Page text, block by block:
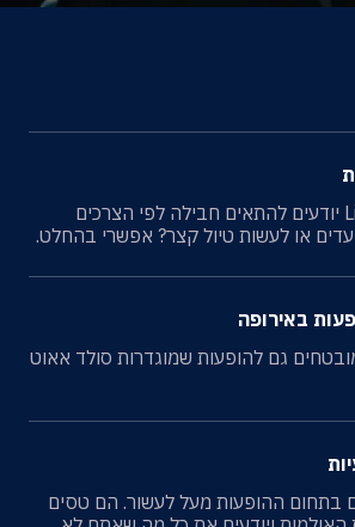
אנחנו ב-Live Events יודעים להתאים חבילה לפי הצרכים
או לעשות טיול קצר? אפשרי בהחלט.
באירופה
גם להופעות שמוגדרות סולד אאוט
בתחום ההופעות מעל לעשור. הם טסים